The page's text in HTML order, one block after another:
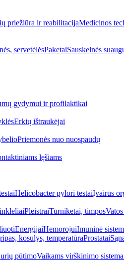
priežiūra ir reabilitacijaMedicinos
servetėlėsPaketaiSauskelnės
gydymui ir profilaktikai
Erkių ištraukėjai
Priemonės nuo nuospaudų
lęšiams
Helicobacter pylori testaiĮvairūs
PleistraiTurniketai, timpos
EnergijaiHemorojuiImuninė
kosulys, temperatūraProstatai
pūtimoVaikams virškinimo